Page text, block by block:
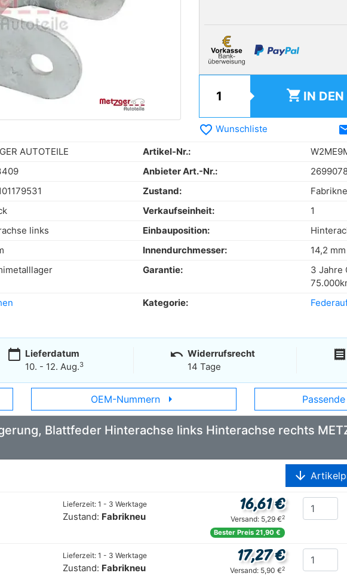
shopping_cart IN DEN
favorite_border Wunschliste
AUTOTEILE Artikel-Nr.:
Anbieter Art.-Nr.:
Zustand:
Verkaufseinheit:
1
links Einbauposition:
Innendurchmesser:
14,2 mm
Garantie:
3 Jahre
Kategorie:
calendar_today Lieferdatum
10. - 12. Aug.3
undo Widerrufsrecht
14 Tage
receipt
OEM-Nummern arrow_right
Blattfeder Hinterachse links Hinterachse rechts
arrow_downward
Lieferzeit: 1 - 3 Werktage
Zustand: Fabrikneu
16,61 €
Versand: 5,29 €2
Bester Preis 21,90 €
Lieferzeit: 1 - 3 Werktage
Zustand: Fabrikneu
17,27 €
Versand: 5,90 €2